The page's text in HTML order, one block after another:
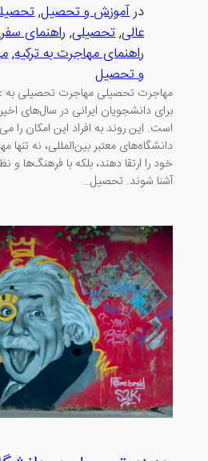
درآموزش و تحصیل,
عالی, تحصیلی, راهنمای
راهنمای مهاجرت به ترکیه,
و تحصیل
مهاجرت تحصیلی مهاجرت تحصیلی به
برای دانشجویان ایرانی در سال‌های
است. این روند به افراد این امکان را
دانشگاه‌های معتبر بین‌المللی، نه
خود را ارتقا دهند، بلکه با فرهنگ‌ها
آشنا شوند. تحصیل…